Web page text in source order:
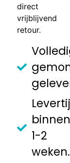
direct
vrijblijvend
retour.
binnen
1-2
weken.